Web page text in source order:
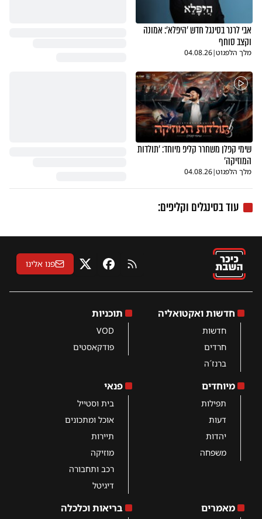
אבי לרנר בסינגל חדש 'היפלא': אמונה
וקצב סוחף
מלך הלפגוט|
04.08.26
שימי קפלן משחרר קליפ מיוחד: 'תולדות
המוזיקה'
מלך הלפגוט|
04.08.26
עוד בסינגלים וקליפים:
RSS פייסבוקX פנו אלינו
חדשות ואקטואליה
חדשות
חרדים
ברנז´ה
תוכניות
VOD
פודקאסטים
מיוחדים
תפילות
דעות
יהדות
משפחה
פנאי
בית וסטייל
אוכל ומתכונים
תיירות
מוזיקה
רכב ותחבורה
דיגיטל
מאמרים בריאות וכלכלה